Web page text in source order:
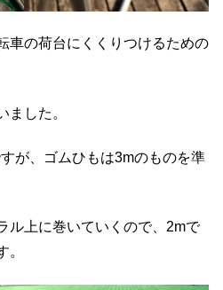
車の荷台にくくりつけるための
ました。
が、ゴムひもは3mのものを準
ル上に巻いていくので、2mで
。